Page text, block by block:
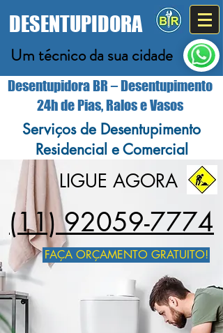
DESENTUPIDORA
Um técnico da sua cidade
Desentupidora BR – Desentupimento
24h de Pias, Ralos e Vasos​
Serviços de Desentupimento
Residencial e Comercial
LIGUE AGORA
(11) 92059-7774
FAÇA ORÇAMENTO GRATUITO!